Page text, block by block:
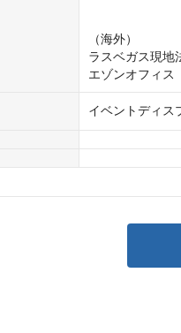
（海外）
ラスベガス現地
エゾンオフィス
イベントディス